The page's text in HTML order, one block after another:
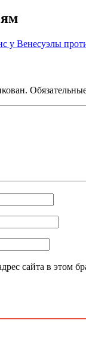
у Венесуэлы
сайта в этом